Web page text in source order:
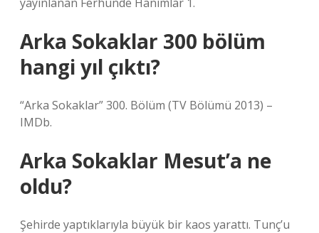
Arka Sokaklar 300 bölüm
hangi yıl çıktı?
“Arka Sokaklar” 300. Bölüm (TV Bölümü 2013) –
IMDb.
Arka Sokaklar Mesut’a ne
oldu?
Şehirde yaptıklarıyla büyük bir kaos yarattı. Tunç’u